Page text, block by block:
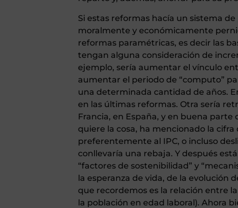
Si estas reformas hacía un sistema
moralmente y económicamente
reformas paramétricas, es decir las
tengan alguna consideración de
ejemplo, sería aumentar el vínculo
aumentar el periodo de “computo”
una determinada cantidad de años.
en las últimas reformas. Otra sería
Francia, en España, y en buena
quiere la cosa, ha mencionado la
preferentemente al IPC, o incluso
conllevaría una rebaja. Y después
“factores de sostenibilidad” y
la esperanza de vida, de la evolución
que recordemos es la relación entre
la población en edad laboral). Ahora